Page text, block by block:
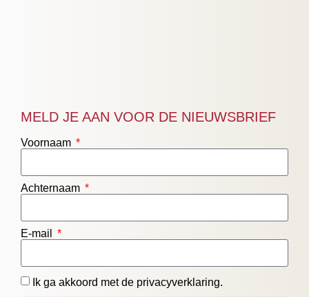
MELD JE AAN VOOR DE NIEUWSBRIEF
Voornaam
Achternaam
E-mail
Ik ga akkoord met de privacyverklaring.